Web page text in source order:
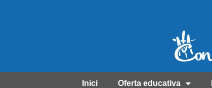
Inici Oferta educativa